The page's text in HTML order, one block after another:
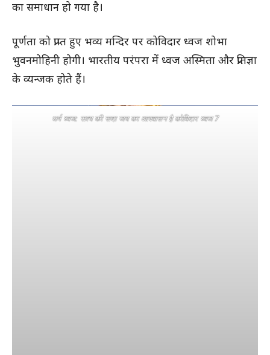
का समाधान हो गया है।
पूर्णता को प्राप्त हुए भव्य मन्दिर पर कोविदार ध्वज शोभा
भुवनमोहिनी होगी। भारतीय परंपरा में ध्वज अस्मिता और प्रतिज्ञा
के व्यन्जक होते हैं।
धर्म ध्वज: सत्य की सदा जय का आश्वासन है कोविदार ध्वज 7